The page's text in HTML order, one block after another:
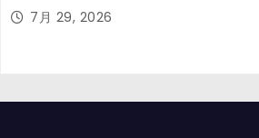
7月 29, 2026